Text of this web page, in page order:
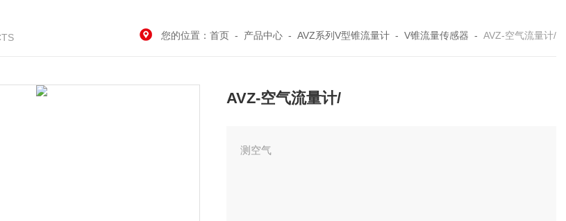
您的位置： 首页 - 产品中心 - AVZ系列V型锥流量计 - V锥流量传感器 - AVZ-空气流量计/
AVZ-空气流量计/
测空气